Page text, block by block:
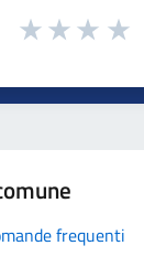
frequenti